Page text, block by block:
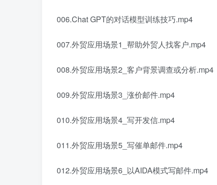
006.Chat GPT的对话模型训练技巧.mp4
007.外贸应用场景1_帮助外贸人找客户.mp4
008.外贸应用场景2_客户背景调查或分析.mp4
009.外贸应用场景3_涨价邮件.mp4
010.外贸应用场景4_写开发信.mp4
011.外贸应用场景5_写催单邮件.mp4
012.外贸应用场景6_以AIDA模式写邮件.mp4